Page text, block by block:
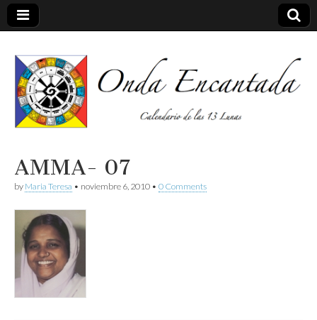
Onda
encantada
AMMA- 07
by Maria Teresa • noviembre 6, 2010 • 0 Comments